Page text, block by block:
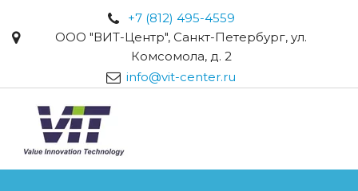
+7 (812) 495-4559
ООО "ВИТ-Центр", Санкт-Петербург, ул.
Комсомола, д. 2
info@vit-center.ru